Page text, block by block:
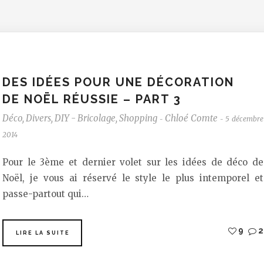
DES IDÉES POUR UNE DÉCORATION
DE NOËL RÉUSSIE – PART 3
Déco, Divers, DIY - Bricolage, Shopping - Chloé Comte - 5 décembre
2014
Pour le 3ème et dernier volet sur les idées de déco de
Noël, je vous ai réservé le style le plus intemporel et
passe-partout qui…
LIRE LA SUITE 9 2